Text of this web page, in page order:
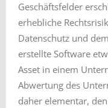
Geschäftsfelder
erhebliche
Datenschutz und
erstellte Software
Asset in einem
Abwertung des
daher elementar,